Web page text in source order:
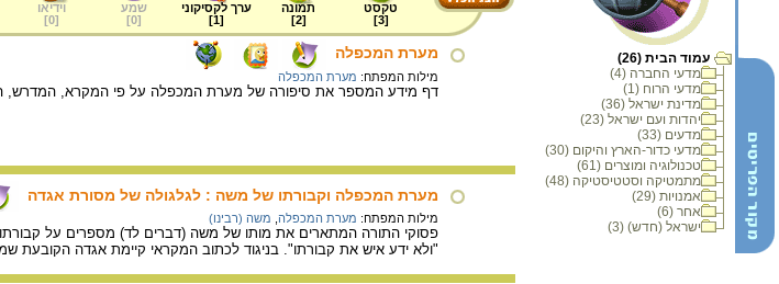
עמוד הבית (26)
מדעי החברה (4)
מדעי הרוח (1)
מדינת ישראל (36)
יהדות ועם ישראל (23)
מדעים (33)
מדעי כדור-הארץ והיקום (30)
טכנולוגיה ומוצרים (61)
מתמטיקה וסטטיסטיקה (48)
אמנויות (29)
אחר (6)
ישראל (חדש) (3)
טקסט
[
3
]
תמונה
[
2
]
ערך לקסיקוני
[
1
]
שמע
[
0
]
וידיאו
[
0
]
מערת המכפלה
מילות המפתח: מערת המכפלה
דף מידע המספר את סיפורה של מערת המכפלה על פי המקרא, המדרש,
מערת המכפלה וקבורתו של משה : לגלגולה של מסורת אגדה
מילות המפתח: מערת המכפלה משה (רבינו)
פסוקי התורה המתארים את מותו של משה (דברים לד) מספרים על קבורתו
"ולא ידע איש את קבורתו". בניגוד לכתוב המקראי קיימת אגדה